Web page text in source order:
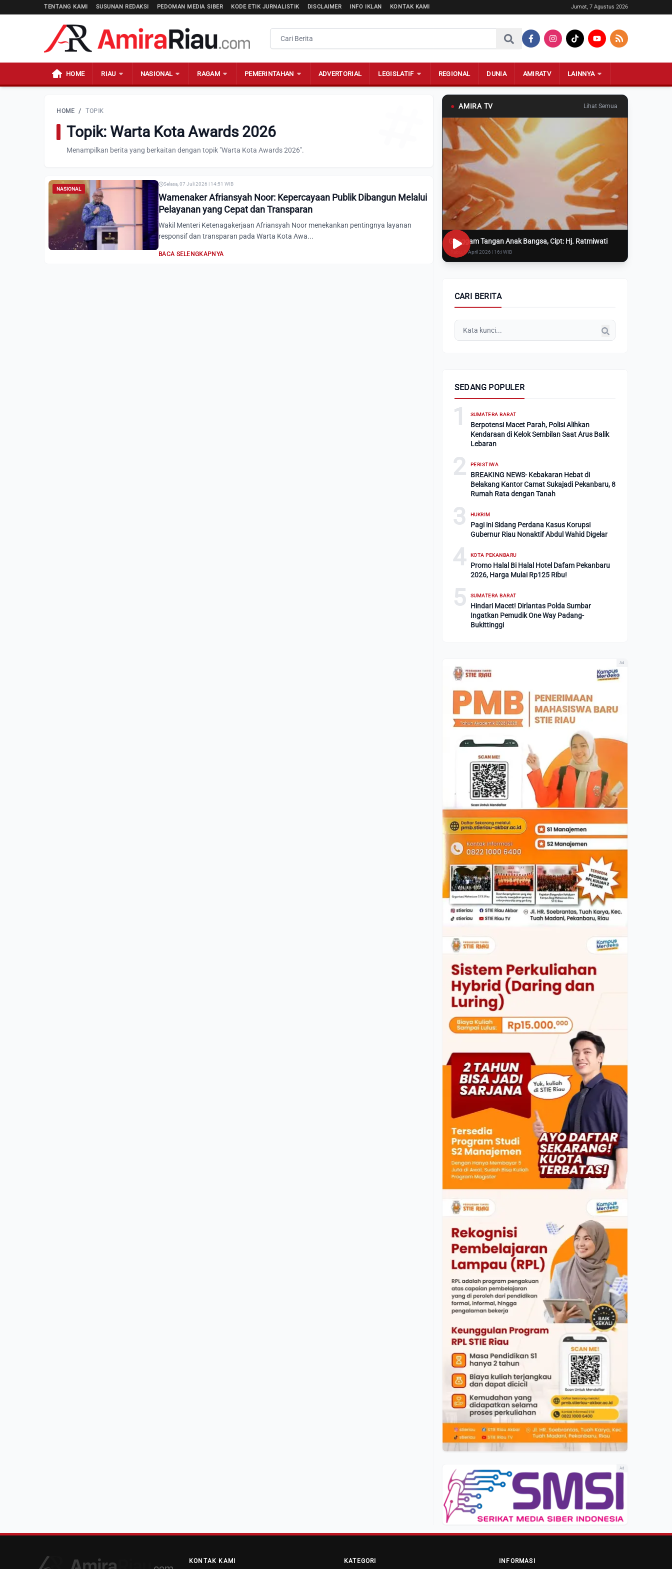
TENTANG KAMI SUSUNAN REDAKSI PEDOMAN MEDIA SIBER KODE ETIK JURNALISTIK DISCLAIMER INFO IKLAN KONTAK KAMI Jumat, 7 Agustus 2026
HOME RIAU NASIONAL RAGAM PEMERINTAHAN ADVERTORIAL LEGISLATIF REGIONAL DUNIA AMIRATV LAINNYA
HOME / TOPIK
Topik: Warta Kota Awards 2026
Menampilkan berita yang berkaitan dengan topik "Warta Kota Awards 2026".
NASIONAL
Selasa, 07 Juli 2026 | 14:51 WIB
Wamenaker Afriansyah Noor: Kepercayaan Publik Dibangun Melalui
Pelayanan yang Cepat dan Transparan
Wakil Menteri Ketenagakerjaan Afriansyah Noor menekankan pentingnya layanan
responsif dan transparan pada Warta Kota Awa...
BACA SELENGKAPNYA
● AMIRA TV Lihat Semua
Genggam Tangan Anak Bangsa, Cipt: Hj. Ratmiwati
Rabu, 8 April 2026 | 16:i WIB
CARI BERITA
SEDANG POPULER
1 SUMATERA BARAT
Berpotensi Macet Parah, Polisi Alihkan
Kendaraan di Kelok Sembilan Saat Arus Balik
Lebaran
2 PERISTIWA
BREAKING NEWS- Kebakaran Hebat di
Belakang Kantor Camat Sukajadi Pekanbaru, 8
Rumah Rata dengan Tanah
3 HUKRIM
Pagi ini Sidang Perdana Kasus Korupsi
Gubernur Riau Nonaktif Abdul Wahid Digelar
4 KOTA PEKANBARU
Promo Halal Bi Halal Hotel Dafam Pekanbaru
2026, Harga Mulai Rp125 Ribu!
5 SUMATERA BARAT
Hindari Macet! Dirlantas Polda Sumbar
Ingatkan Pemudik One Way Padang-
Bukittinggi
Ad
Ad
KONTAK KAMI KATEGORI INFORMASI